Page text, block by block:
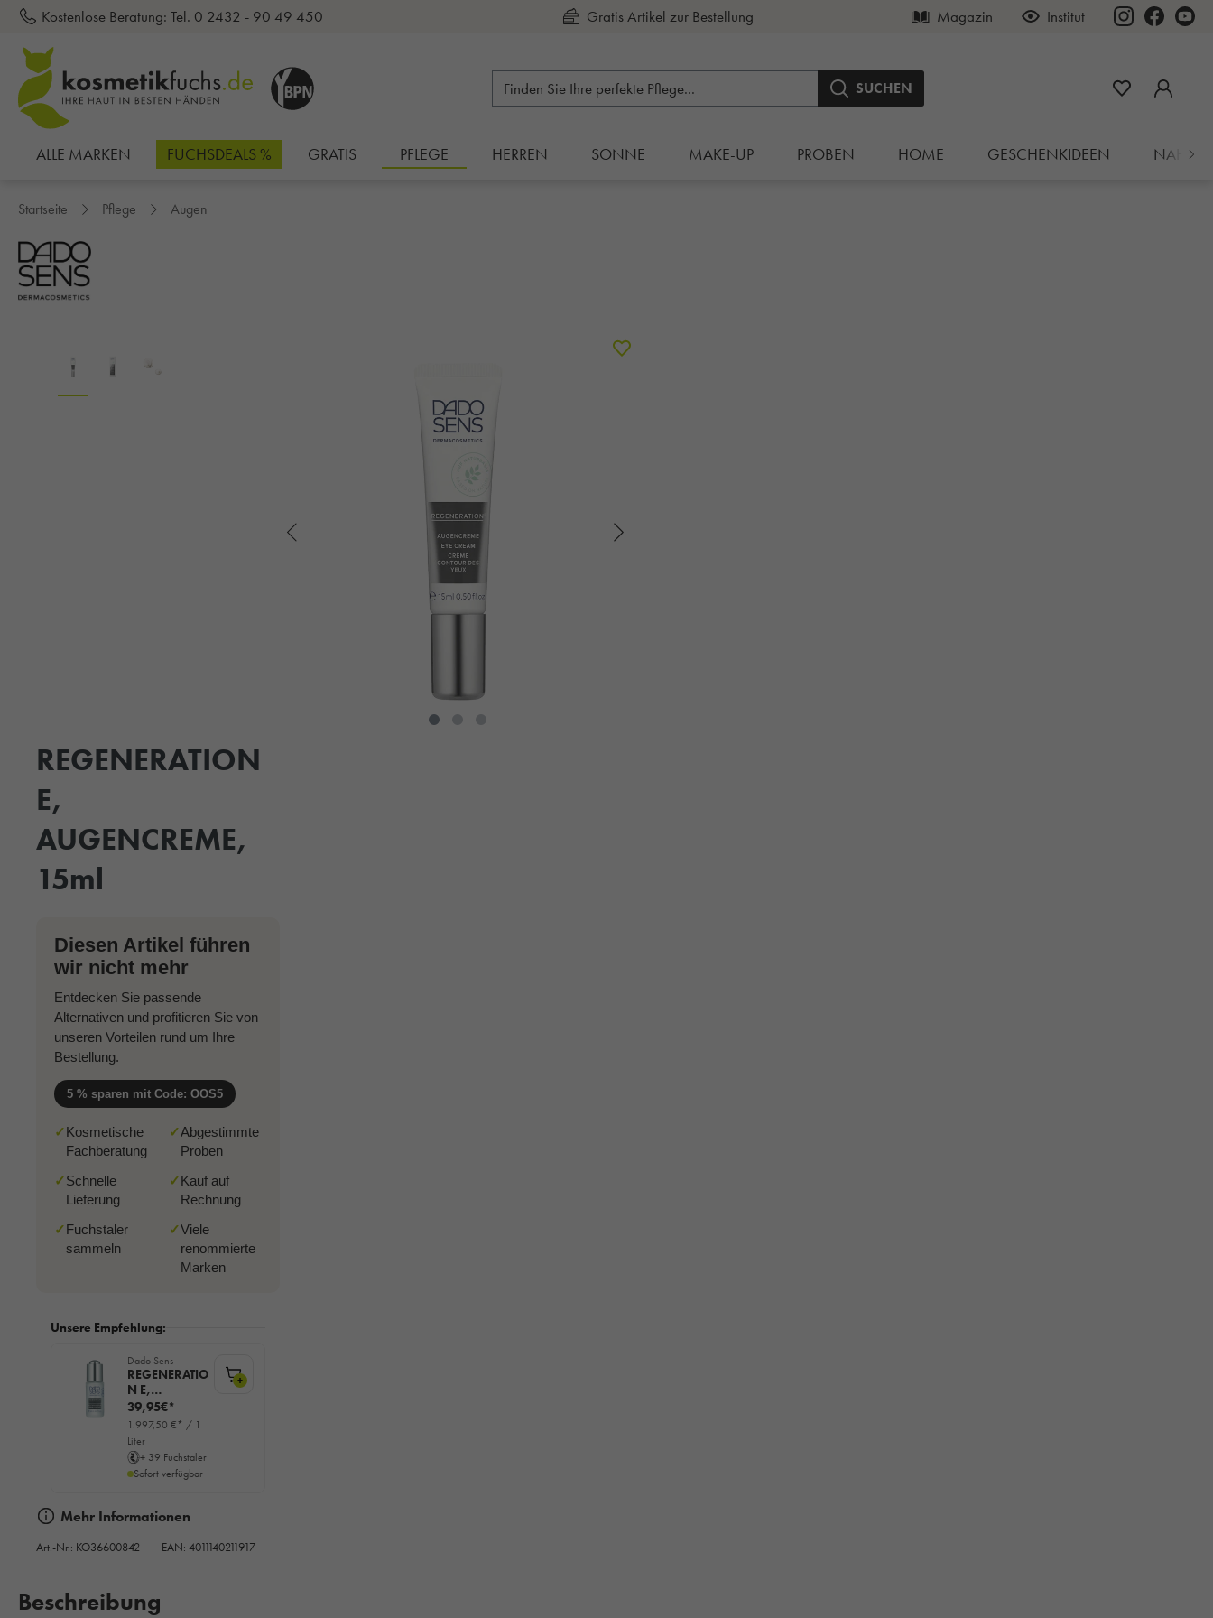
springen
Kostenlose Beratung: Tel. 0 2432 - 90 49 450 Kauf auf Rechnung Magazin Institut
SUCHEN
ALLE MARKEN FUCHSDEALS % GRATIS PFLEGE HERREN SONNE MAKE-UP PROBEN HOME GESCHENKIDEEN
Startseite Pflege Augen
REGENERATION
E,
AUGENCREME,
15ml
Diesen Artikel führen
wir nicht mehr
Entdecken Sie passende
Alternativen und profitieren Sie von
unseren Vorteilen rund um Ihre
Bestellung.
5 % sparen mit Code: OOS5
✓Kosmetische
Fachberatung
✓Abgestimmte
Proben
✓Schnelle
Lieferung
✓Kauf auf
Rechnung
✓Fuchstaler
sammeln
✓Viele
renommierte
Marken
Unsere Empfehlung:
Dado Sens
REGENERATIO
N E,
FEUCHTIGKEIT
SSERUM,
20ml
39,95€*
1.997,50 €* / 1
Liter
+ 39 Fuchstaler
Sofort verfügbar
+
Mehr Informationen
Art.-Nr.: KO36600842 EAN: 4011140211917
Beschreibung